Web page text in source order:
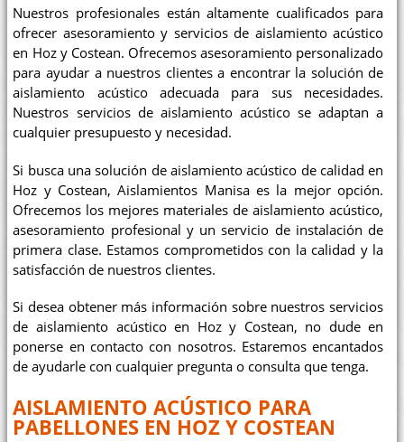
Nuestros profesionales están altamente cualificados para
ofrecer asesoramiento y servicios de aislamiento acústico
en Hoz y Costean. Ofrecemos asesoramiento personalizado
para ayudar a nuestros clientes a encontrar la solución de
aislamiento acústico adecuada para sus necesidades.
Nuestros servicios de aislamiento acústico se adaptan a
cualquier presupuesto y necesidad.
Si busca una solución de aislamiento acústico de calidad en
Hoz y Costean, Aislamientos Manisa es la mejor opción.
Ofrecemos los mejores materiales de aislamiento acústico,
asesoramiento profesional y un servicio de instalación de
primera clase. Estamos comprometidos con la calidad y la
satisfacción de nuestros clientes.
Si desea obtener más información sobre nuestros servicios
de aislamiento acústico en Hoz y Costean, no dude en
ponerse en contacto con nosotros. Estaremos encantados
de ayudarle con cualquier pregunta o consulta que tenga.
AISLAMIENTO ACÚSTICO PARA
PABELLONES EN HOZ Y COSTEAN